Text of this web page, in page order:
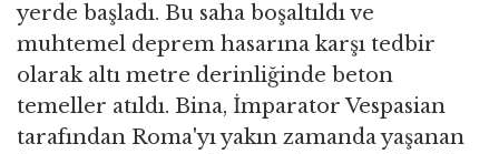
yerde başladı. Bu saha boşaltıldı ve
muhtemel deprem hasarına karşı tedbir
olarak altı metre derinliğinde beton
temeller atıldı. Bina, İmparator Vespasian
tarafından Roma'yı yakın zamanda yaşanan